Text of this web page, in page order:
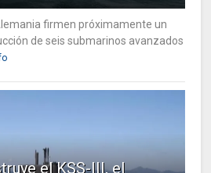
firmen próximamente un
de seis submarinos avanzados
el KSS-III, el